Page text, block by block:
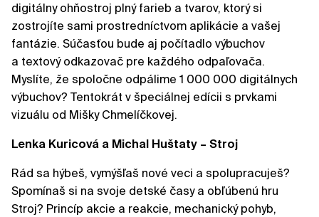
digitálny ohňostroj plný farieb a tvarov, ktorý si
zostrojíte sami prostredníctvom aplikácie a vašej
fantázie. Súčasťou bude aj počítadlo výbuchov
a textový odkazovač pre každého odpaľovača.
Myslíte, že spoločne odpálime 1 000 000 digitálnych
výbuchov? Tentokrát v špeciálnej edícii s prvkami
vizuálu od Mišky Chmelíčkovej.
Lenka Kuricová a Michal Huštaty – Stroj
Rád sa hýbeš, vymýšľaš nové veci a spolupracuješ?
Spomínaš si na svoje detské časy a obľúbenú hru
Stroj? Princíp akcie a reakcie, mechanický pohyb,